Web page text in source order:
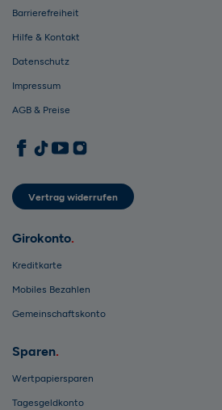
Barrierefreiheit
Hilfe & Kontakt
Datenschutz
Impressum
AGB & Preise
1822direkt auf Facebook
1822direkt auf TikTok
1822direkt auf YouTube
1822direkt auf Instagram
Vertrag widerrufen
Girokonto
Kreditkarte
Mobiles Bezahlen
Gemeinschaftskonto
Sparen
Wertpapiersparen
Tagesgeldkonto